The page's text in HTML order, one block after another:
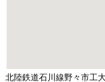
北陸鉄道石川線野々市工